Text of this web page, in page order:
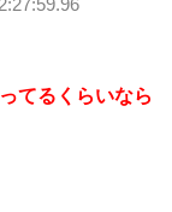
てるくらいなら